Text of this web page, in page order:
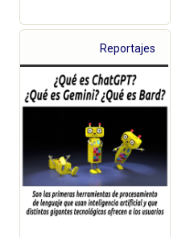
Reportajes